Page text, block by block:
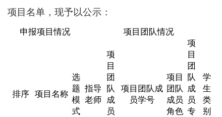
项目名单，现予以公示：
申报项目情况 项目团队情况
排序 项目名称
选
题
模
式
指导
老师
项
目
团
队
成
员
项目团队成
员学号
项目
团队
成员
角色
项
目
团
队
成
员
专
学
生
类
别